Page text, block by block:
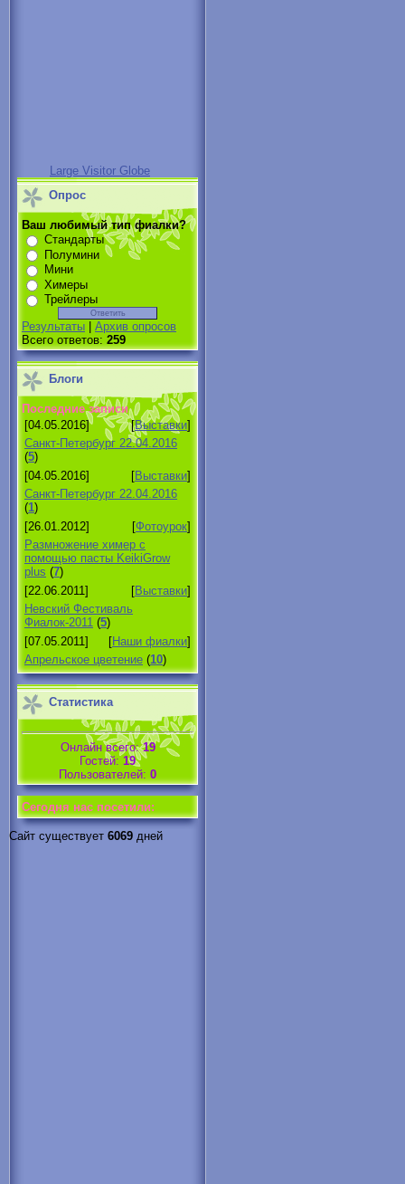
Large Visitor Globe
Опрос
Ваш любимый тип фиалки?
Стандарты
Полумини
Мини
Химеры
Трейлеры
Результаты | Архив опросов
Всего ответов: 259
Блоги
Последние записи
[04.05.2016]
[Выставки]
Санкт-Петербург 22.04.2016
(5)
[04.05.2016]
[Выставки]
Санкт-Петербург 22.04.2016
(1)
[26.01.2012]
[Фотоурок]
Размножение химер с
помощью пасты KeikiGrow
plus (7)
[22.06.2011]
[Выставки]
Невский Фестиваль
Фиалок-2011 (5)
[07.05.2011]
[Наши фиалки]
Апрельское цветение (10)
Статистика
Онлайн всего:19
Гостей:19
Пользователей: 0
Cегодня нас посетили:
Сайт существует 6069 дней